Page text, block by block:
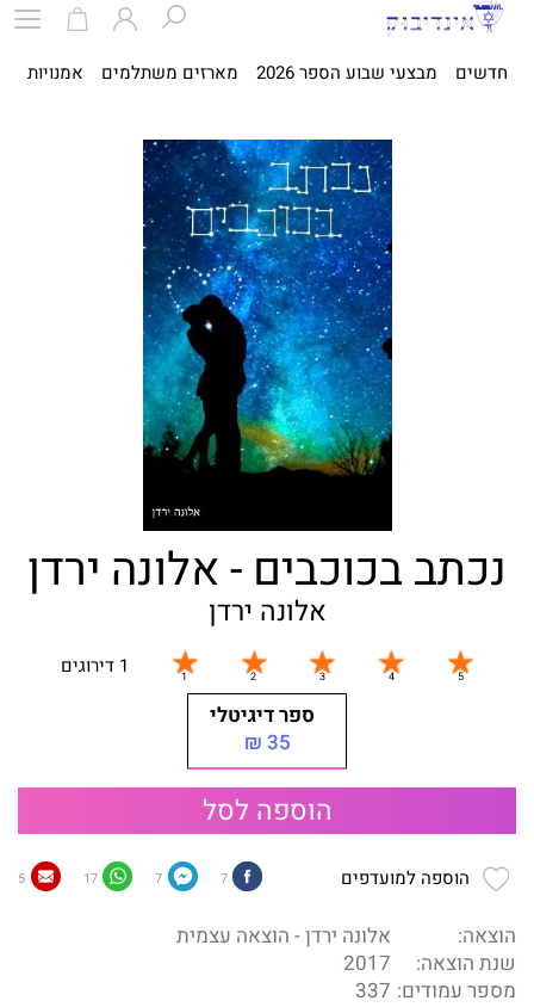
חדשים מבצעי שבוע הספר 2026 מארזים משתלמים אמנויות
נכתב בכוכבים - אלונה ירדן
אלונה ירדן
1 דירוגים
ספר דיגיטלי
35 ₪
הוספה לסל
הוספה למועדפים 7
7
17
5
הוצאה:
אלונה ירדן - הוצאה עצמית
שנת הוצאה:
2017
מספר עמודים: 337